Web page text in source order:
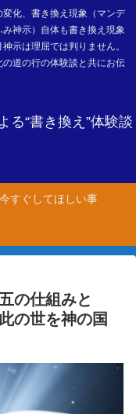
化、書き換え現象（マンデ
神示）自体も書き換え現象
示は理屈では判りません。
道の行の体験談と共にお伝
る“書き換え”体験談
今すぐしてほしい事
の仕組みと
の世を神の国